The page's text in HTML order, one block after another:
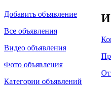
Добавить объявление
Все объявления
Видео объявления
Фото объявления
Категории объявлений